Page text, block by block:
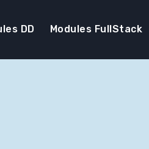
DD Modules FullStack